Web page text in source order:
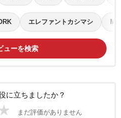
エレファントカシマシ
ューを検索
に立ちましたか？
まだ評価がありません